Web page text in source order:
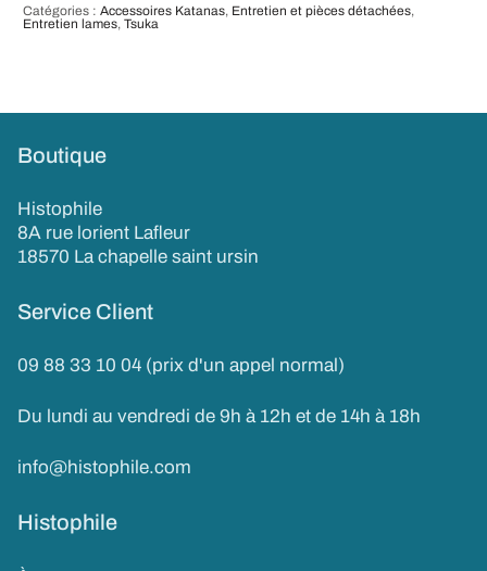
Catégories : Accessoires Katanas, Entretien et pièces détachées,
Entretien lames, Tsuka
Boutique
Histophile
8A rue lorient Lafleur
18570 La chapelle saint ursin
Service Client
09 88 33 10 04 (prix d'un appel normal)
Du lundi au vendredi de 9h à 12h et de 14h à 18h
info@histophile.com
Histophile